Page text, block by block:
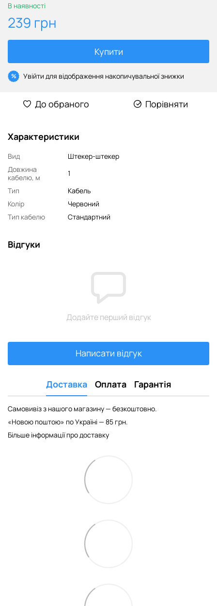
В наявності
239 грн
Купити
% Увійти для відображення накопичувальної знижки
До обраного Порівняти
Характеристики
Вид
Штекер-штекер
Довжина
кабелю, м
1
Тип
Кабель
Колір
Червоний
Тип кабелю
Стандартний
Відгуки
Додайте перший відгук
Написати відгук
Доставка Оплата Гарантія
Самовивіз з нашого магазину — безкоштовно.
«Новою поштою» по Україні — 85 грн.
Більше інформації про доставку